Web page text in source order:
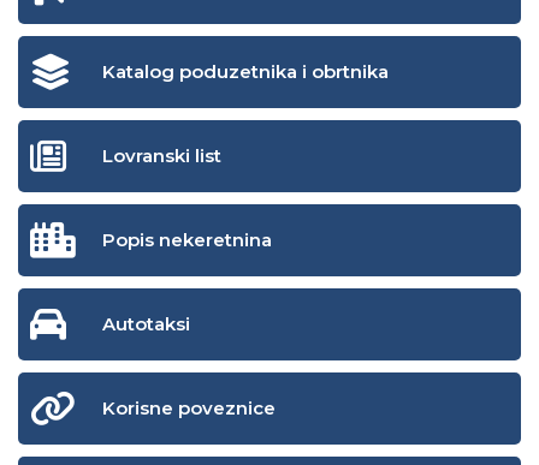
Katalog poduzetnika i obrtnika
Lovranski list
Popis nekeretnina
Autotaksi
Korisne poveznice